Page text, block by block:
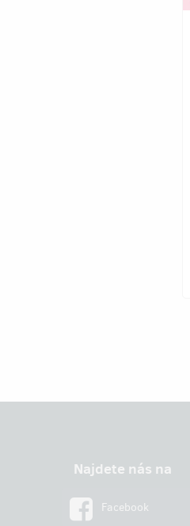
Najdete nás na
Facebook